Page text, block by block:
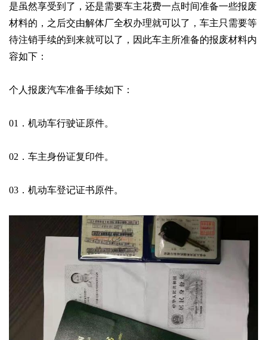
是虽然享受到了，还是需要车主花费一点时间准备一些报废
材料的，之后交由解体厂全权办理就可以了，车主只需要等
待注销手续的到来就可以了，因此车主所准备的报废材料内
容如下：
个人报废汽车准备手续如下：
01．机动车行驶证原件。
02．车主身份证复印件。
03．机动车登记证书原件。